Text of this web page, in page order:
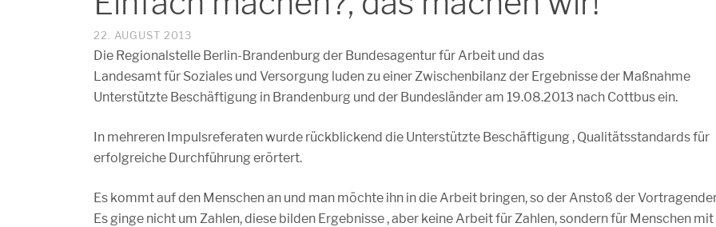
22. AUGUST 2013
Die Regionalstelle Berlin-Brandenburg der Bundesagentur für Arbeit und das
Landesamt für Soziales und Versorgung luden zu einer Zwischenbilanz der Ergebnisse der Maßnahme
Unterstützte Beschäftigung in Brandenburg und der Bundesländer am 19.08.2013 nach Cottbus ein.
In mehreren Impulsreferaten wurde rückblickend die Unterstützte Beschäftigung , Qualitätsstandards für
erfolgreiche Durchführung erörtert.
Es kommt auf den Menschen an und man möchte ihn in die Arbeit bringen, so der Anstoß der
Es ginge nicht um Zahlen, diese bilden Ergebnisse , aber keine Arbeit für Zahlen, sondern für Menschen mit